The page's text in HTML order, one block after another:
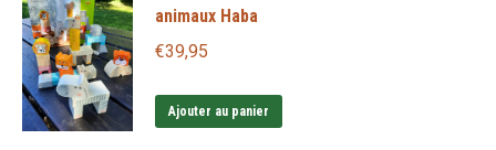
animaux Haba
€39,95
Ajouter au panier